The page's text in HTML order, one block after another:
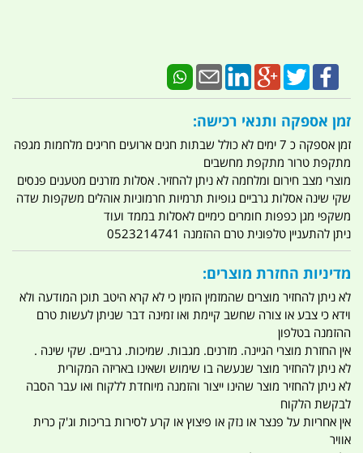
זמן אספקה ותנאי רכישה:
זמן אספקה כ 7 ימים לא כולל שבתות חגים ארועים חריגים מלחמות מגפה
מתקפת טרור מתקפת מחשבים
מוצרי מצב חירום ומלחמה לא ניתן להחזיר. אסלות מזרנים מטענים פנסים
שקי שינה אסלות גרביים גופיות תרמיות חרמוניות אוהלים משקפות שדה
משקפי מגן כפפות חומרים כימיים לאסלות בממד ועוד
ניתן להתעניין טלפונית טרם ההזמנה 0523214741
מדיניות החזרת מוצרים:
לא ניתן להחזיר מוצרים שהמזמין הזמין כי לא קרא היטב תוכן המודעה ולא
וידא כי צבע או צורה שחשב קיימת ואו זמינה דבר שניתן לעשות טרם
ההזמנה בטלפון
אין החזרת מוצרי הגיינה. מזרנים. מגבות. שמיכות. גרביים. שקי שינה .
לא ניתן להחזיר מוצר שנעשה בו שימוש ושאינו באריזה המקורית
לא ניתן להחזיר מוצר שהינו ייצור והזמנה מיוחדת ללקוח ואו עבר הסבה
לבקשת הלקוח
אין אחריות על פנצר או נזק או פיצוץ או קרע לסירות בריכות וג'ק כרית
אוויר